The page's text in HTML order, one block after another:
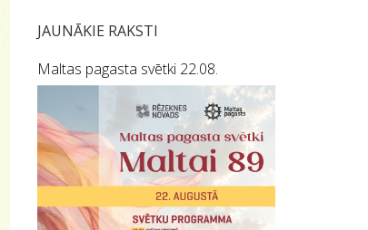
JAUNĀKIE RAKSTI
Maltas pagasta svētki 22.08.